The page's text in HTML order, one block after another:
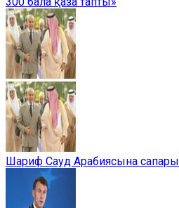
Шариф Сауд Арабиясына